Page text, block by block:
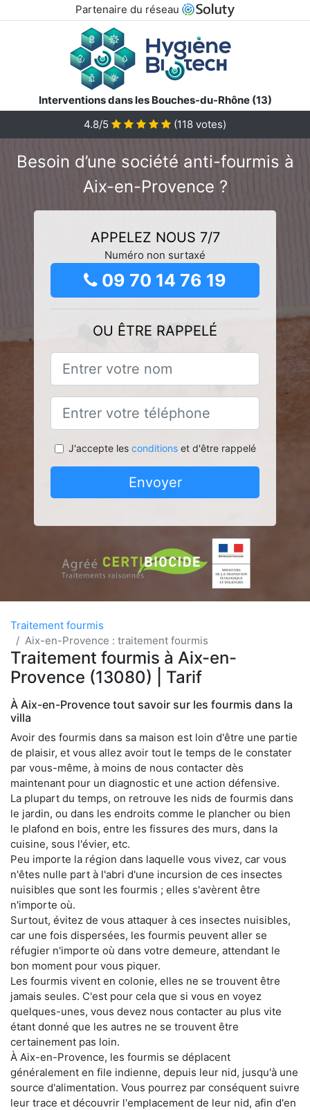
Partenaire du réseau
Interventions dans les Bouches-du-Rhône (13)
4.8/5
(118 votes)
Besoin d’une société anti-fourmis à
Aix-en-Provence ?
APPELEZ NOUS 7/7
Numéro non surtaxé
09 70 14 76 19
OU ÊTRE RAPPELÉ
J'accepte les conditionset d'être rappelé
Envoyer
Traitement fourmis
Aix-en-Provence : traitement fourmis
Traitement fourmis à Aix-en-
Provence (13080) | Tarif
À Aix-en-Provence tout savoir sur les fourmis dans la
villa
Avoir des fourmis dans sa maison est loin d'être une partie
de plaisir, et vous allez avoir tout le temps de le constater
par vous-même, à moins de nous contacter dès
maintenant pour un diagnostic et une action défensive.
La plupart du temps, on retrouve les nids de fourmis dans
le jardin, ou dans les endroits comme le plancher ou bien
le plafond en bois, entre les fissures des murs, dans la
cuisine, sous l'évier, etc.
Peu importe la région dans laquelle vous vivez, car vous
n'êtes nulle part à l'abri d'une incursion de ces insectes
nuisibles que sont les fourmis ; elles s'avèrent être
n'importe où.
Surtout, évitez de vous attaquer à ces insectes nuisibles,
car une fois dispersées, les fourmis peuvent aller se
réfugier n'importe où dans votre demeure, attendant le
bon moment pour vous piquer.
Les fourmis vivent en colonie, elles ne se trouvent être
jamais seules. C'est pour cela que si vous en voyez
quelques-unes, vous devez nous contacter au plus vite
étant donné que les autres ne se trouvent être
certainement pas loin.
À Aix-en-Provence, les fourmis se déplacent
généralement en file indienne, depuis leur nid, jusqu'à une
source d'alimentation. Vous pourrez par conséquent suivre
leur trace et découvrir l'emplacement de leur nid, afin d'en